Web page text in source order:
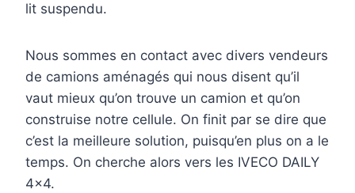
lit suspendu.
Nous sommes en contact avec divers vendeurs
de camions aménagés qui nous disent qu’il
vaut mieux qu’on trouve un camion et qu’on
construise notre cellule. On finit par se dire que
c’est la meilleure solution, puisqu’en plus on a le
temps. On cherche alors vers les IVECO DAILY
4×4.